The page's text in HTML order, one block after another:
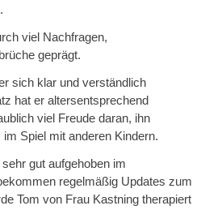
viel Nachfragen,
geprägt.
sich klar und verständlich
hat er altersentsprechend
viel Freude daran, ihn
Spiel mit anderen Kindern.
gut aufgehoben im
regelmäßig Updates zum
Tom von Frau Kastning therapiert